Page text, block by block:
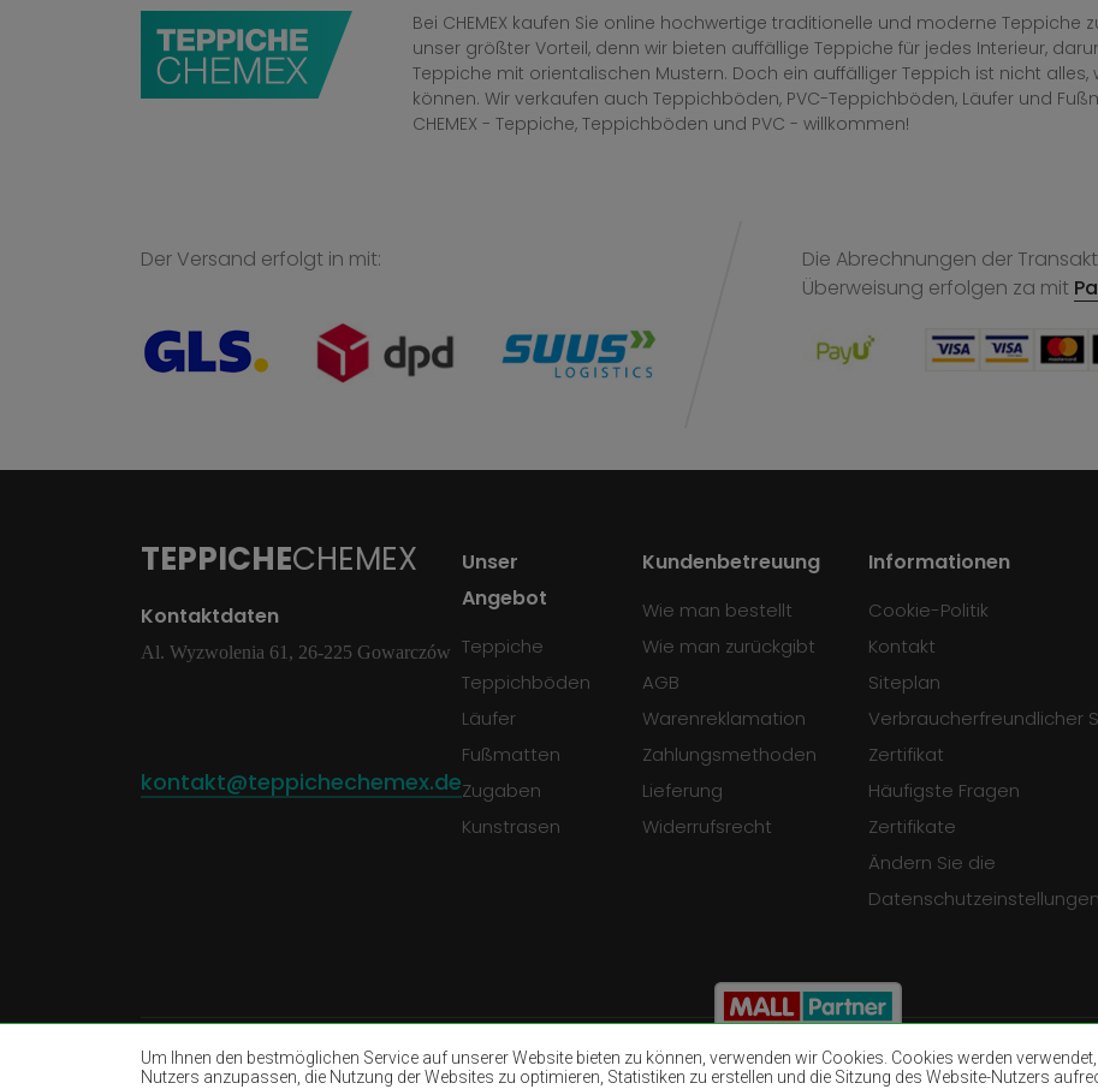
Um Ihnen den bestmöglichen Service auf unserer Website bieten zu können, verwenden wir Cookies. Cookies werden
Nutzers anzupassen, die Nutzung der Websites zu optimieren, Statistiken zu erstellen und die Sitzung des Website-Nutzers
Bei CHEMEX kaufen Sie online hochwertige traditionelle und moderne Teppiche
unser größter Vorteil, denn wir bieten auffällige Teppiche für jedes Interieur,
Teppiche mit orientalischen Mustern. Doch ein auffälliger Teppich ist nicht
können. Wir verkaufen auch Teppichböden, PVC-Teppichböden, Läufer und
CHEMEX - Teppiche, Teppichböden und PVC - willkommen!
Der Versand erfolgt in mit:
Die Abrechnungen der
Überweisung erfolgen za mit
TEPPICHECHEMEX
Kontaktdaten
Al. Wyzwolenia 61, 26-225 Gowarczów
kontakt@teppichechemex.de
Unser
Angebot
Teppiche
Teppichböden
Läufer
Fußmatten
Zugaben
Kunstrasen
Kundenbetreuung
Wie man bestellt
Wie man zurückgibt
AGB
Warenreklamation
Zahlungsmethoden
Lieferung
Widerrufsrecht
Informationen
Cookie-Politik
Kontakt
Siteplan
Verbraucherfreundlicher
Zertifikat
Häufigste Fragen
Zertifikate
Ändern Sie die
Datenschutzeinstellungen